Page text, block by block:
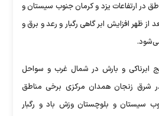
در ارتفاعات یزد و کرمان جنوب سیستان و
از ظهر افزایش ابر گاهی رگبار و رعد و برق و
تدریج ابرناکی و بارش در شمال غرب و سواحل
شرق زنجان همدان مرکزی برخی مناطق
سیستان و بلوچستان وزش باد و رگبار